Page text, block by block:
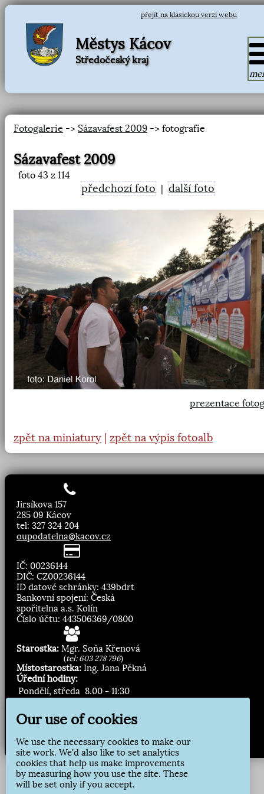
přejít na klasickou verzi webu
Městys Kácov
Středočeský kraj
Fotogalerie -> Sázavafest 2009 -> fotografie
Sázavafest 2009
foto 43 z 114
předchozí foto |další foto
prezentace
zpět na miniatury zpět na výpis fotoalb
Jirsíkova 157
285 09 Kácov
tel: 327 324 204
oupodatelna@kacov.cz
IČ: 00236144
DIČ: CZ00236144
ID datové schránky: 439bdrt
Bankovní spojení: Česká
spořitelna a.s. Kolín
Číslo účtu: 443506369/0800
Starostka: Mgr. Soňa Křenová
(tel: 603 278 796)
Místostarostka: Ing. Jana Pěkná
Úřední hodiny:
Pondělí, středa 8.00 - 11:30
Přihlásit odběr
Our use of cookies
We use the necessary cookies to make our
site work. We'd also like to set analytics
cookies that help us make improvements
by measuring how you use the site. These
will be set only if you accept.